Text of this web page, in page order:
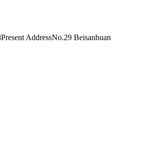
AddressNo.29 Beisanhuan